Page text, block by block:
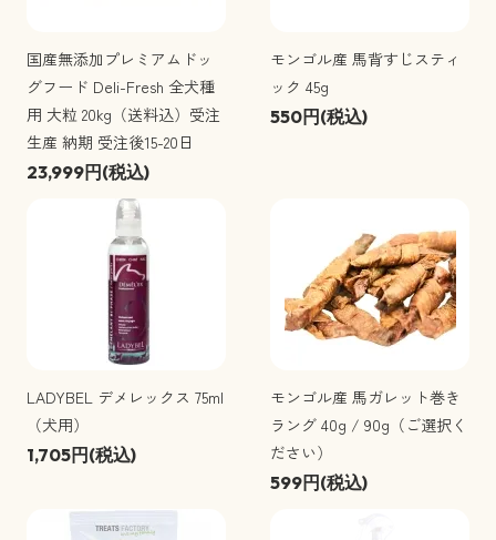
国産無添加プレミアムドッ
グフード Deli-Fresh 全犬種
用 大粒 20kg（送料込）受注
生産 納期 受注後15-20日
23,999円(税込)
モンゴル産 馬背すじスティ
ック 45g
550円(税込)
LADYBEL デメレックス 75ml
（犬用）
1,705円(税込)
モンゴル産 馬ガレット巻き
ラング 40g / 90g（ご選択く
ださい）
599円(税込)